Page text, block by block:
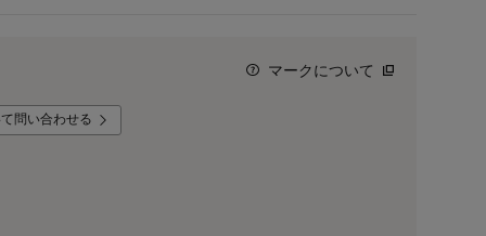
マークについて
問い合わせる